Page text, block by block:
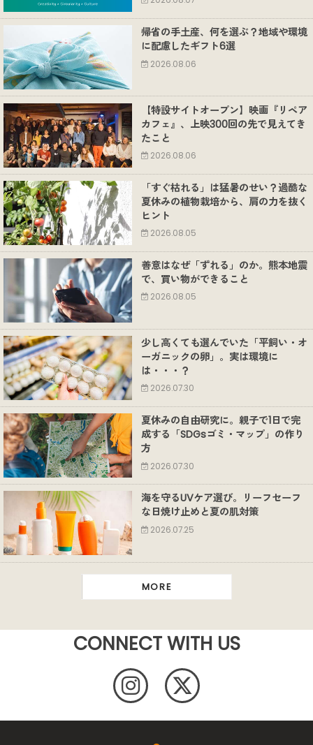
帰省の手土産、何を選ぶ？地域や環境
に配慮したギフト6選
2026.08.06
【特設サイトオープン】映画『リペア
カフェ』、上映300回の先で見えてき
たこと
2026.08.06
「すぐ枯れる」は猛暑のせい？過酷な
夏休みの植物栽培から、肩の力を抜く
ヒント
2026.08.05
善意はなぜ「ずれる」のか。熊本地震
で、買い物ができること
2026.08.05
少し高くても選んでいた「平飼い・オ
ーガニックの卵」。実は環境に
は・・・？
2026.07.30
夏休みの自由研究に。親子で1日で完
成する「SDGsゴミ・マップ」の作り
方
2026.07.30
海を守るUVケア選び。リーフセーフ
な日焼け止めと夏の肌対策
2026.07.25
MORE
CONNECT WITH US